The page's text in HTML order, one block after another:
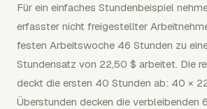
Für ein einfaches Stundenbeispiel
erfasster nicht freigestellter
festen Arbeitswoche 46 Stunden zu
Stundensatz von 22,50 $ arbeitet. Die
deckt die ersten 40 Stunden ab: 40 ×
Überstunden decken die verbleibenden